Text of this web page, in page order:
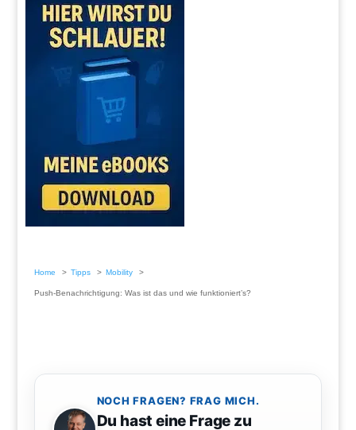
Home Tipps Mobility
Push-Benachrichtigung: Was ist das und wie funktioniert’s?
NOCH FRAGEN? FRAG MICH.
Du hast eine Frage zu